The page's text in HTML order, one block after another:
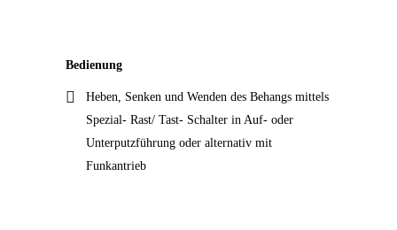
Bedienung
Heben, Senken und Wenden des Behangs mittels
Spezial- Rast/ Tast- Schalter in Auf- oder
Unterputzführung oder alternativ mit
Funkantrieb